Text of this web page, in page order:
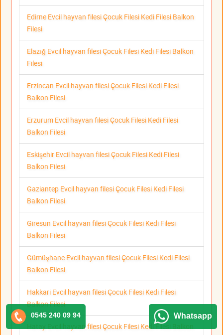
Edirne Evcil hayvan filesi Çocuk Filesi Kedi Filesi Balkon
Filesi
Elazığ Evcil hayvan filesi Çocuk Filesi Kedi Filesi Balkon
Filesi
Erzincan Evcil hayvan filesi Çocuk Filesi Kedi Filesi
Balkon Filesi
Erzurum Evcil hayvan filesi Çocuk Filesi Kedi Filesi
Balkon Filesi
Eskişehir Evcil hayvan filesi Çocuk Filesi Kedi Filesi
Balkon Filesi
Gaziantep Evcil hayvan filesi Çocuk Filesi Kedi Filesi
Balkon Filesi
Giresun Evcil hayvan filesi Çocuk Filesi Kedi Filesi
Balkon Filesi
Gümüşhane Evcil hayvan filesi Çocuk Filesi Kedi Filesi
Balkon Filesi
Hakkari Evcil hayvan filesi Çocuk Filesi Kedi Filesi
Balkon Filesi
Hatay Evcil hayvan filesi Çocuk Filesi Kedi Filesi Balkon
0545 240 09 94 Whatsapp